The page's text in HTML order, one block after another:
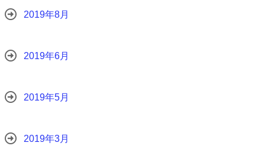
2019年8月
2019年6月
2019年5月
2019年3月